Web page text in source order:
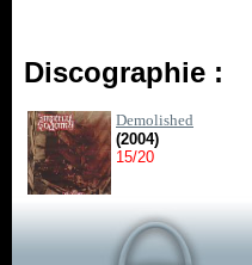
Discographie :
Demolished
(2004)
15/20